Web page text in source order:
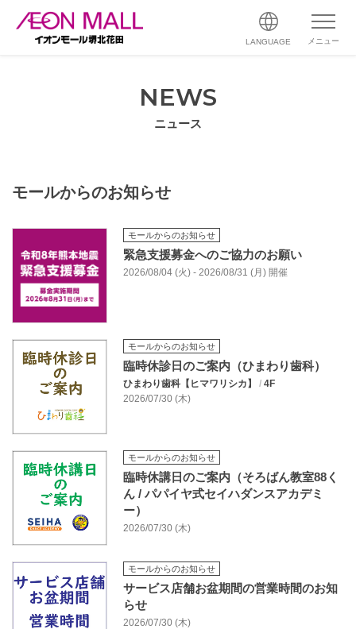
LANGUAGE メニュー
NEWS
ニュース
モールからのお知らせ
モールからのお知らせ
緊急支援募金へのご協力のお願い
2026/08/04 (火) - 2026/08/31 (月) 開催
モールからのお知らせ
臨時休診日のご案内（ひまわり歯科）
ひまわり歯科【ヒマワリシカ】 / 4F
2026/07/30 (木)
モールからのお知らせ
臨時休講日のご案内（そろばん教室88く
ん / パパイヤ式セイハダンスアカデミ
ー）
2026/07/30 (木)
モールからのお知らせ
サービス店舗お盆期間の営業時間のお知
らせ
2026/07/30 (木)